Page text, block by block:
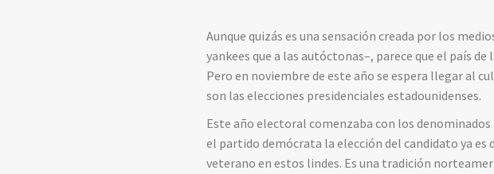
Aunque quizás es una sensación creada por los
yankees que a las autóctonas–, parece que el país
Pero en noviembre de este año se espera llegar al
son las elecciones presidenciales estadounidenses.
Este año electoral comenzaba con los denominados
el partido demócrata la elección del candidato ya es
veterano en estos lindes. Es una tradición